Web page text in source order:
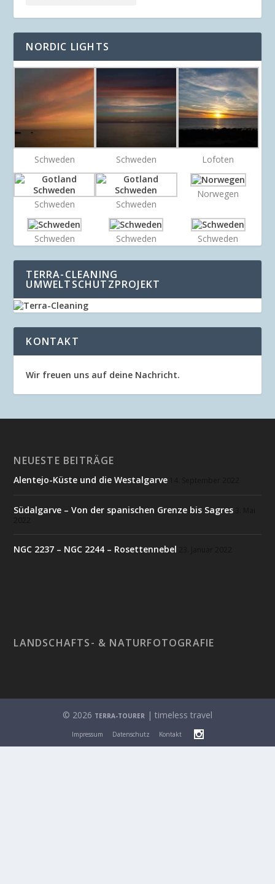
NORDIC LIGHTS
Schweden Schweden Lofoten
Schweden Schweden
Norwegen
Schweden Schweden Schweden
TERRA-CLEANING
UMWELTSCHUTZPROJEKT
KONTAKT
Wir freuen uns auf deine Nachricht.
NEUESTE BEITRÄGE
Alentejo-Küste und die Westalgarve
Südalgarve – Von der spanischen Grenze bis Sagres
NGC 2237 – NGC 2244 – Rosettennebel
LANDSCHAFTS- & NATURFOTOGRAFIE
© 2026 TERRA-TOURER | timeless travel
Impressum Datenschutz Kontakt